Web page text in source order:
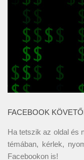
FACEBOOK
Ha tetszik az oldal és
témában, kérlek,
Facebookon is!